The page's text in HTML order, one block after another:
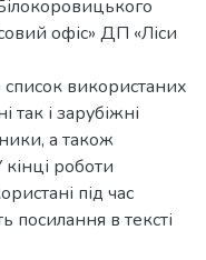
офіс» ДП «Ліси
список використаних
і зарубіжні
а також
роботи
під час
посилання в тексті